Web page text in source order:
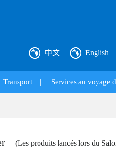
中文 English
Transport | Services au voyage
(Les produits lancés lors du